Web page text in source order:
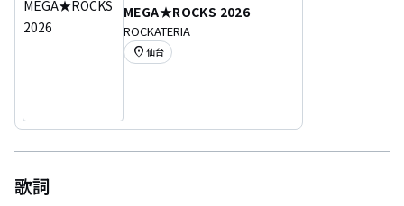
MEGA★ROCKS 2026
ROCKATERIA
location_on 仙台
歌詞